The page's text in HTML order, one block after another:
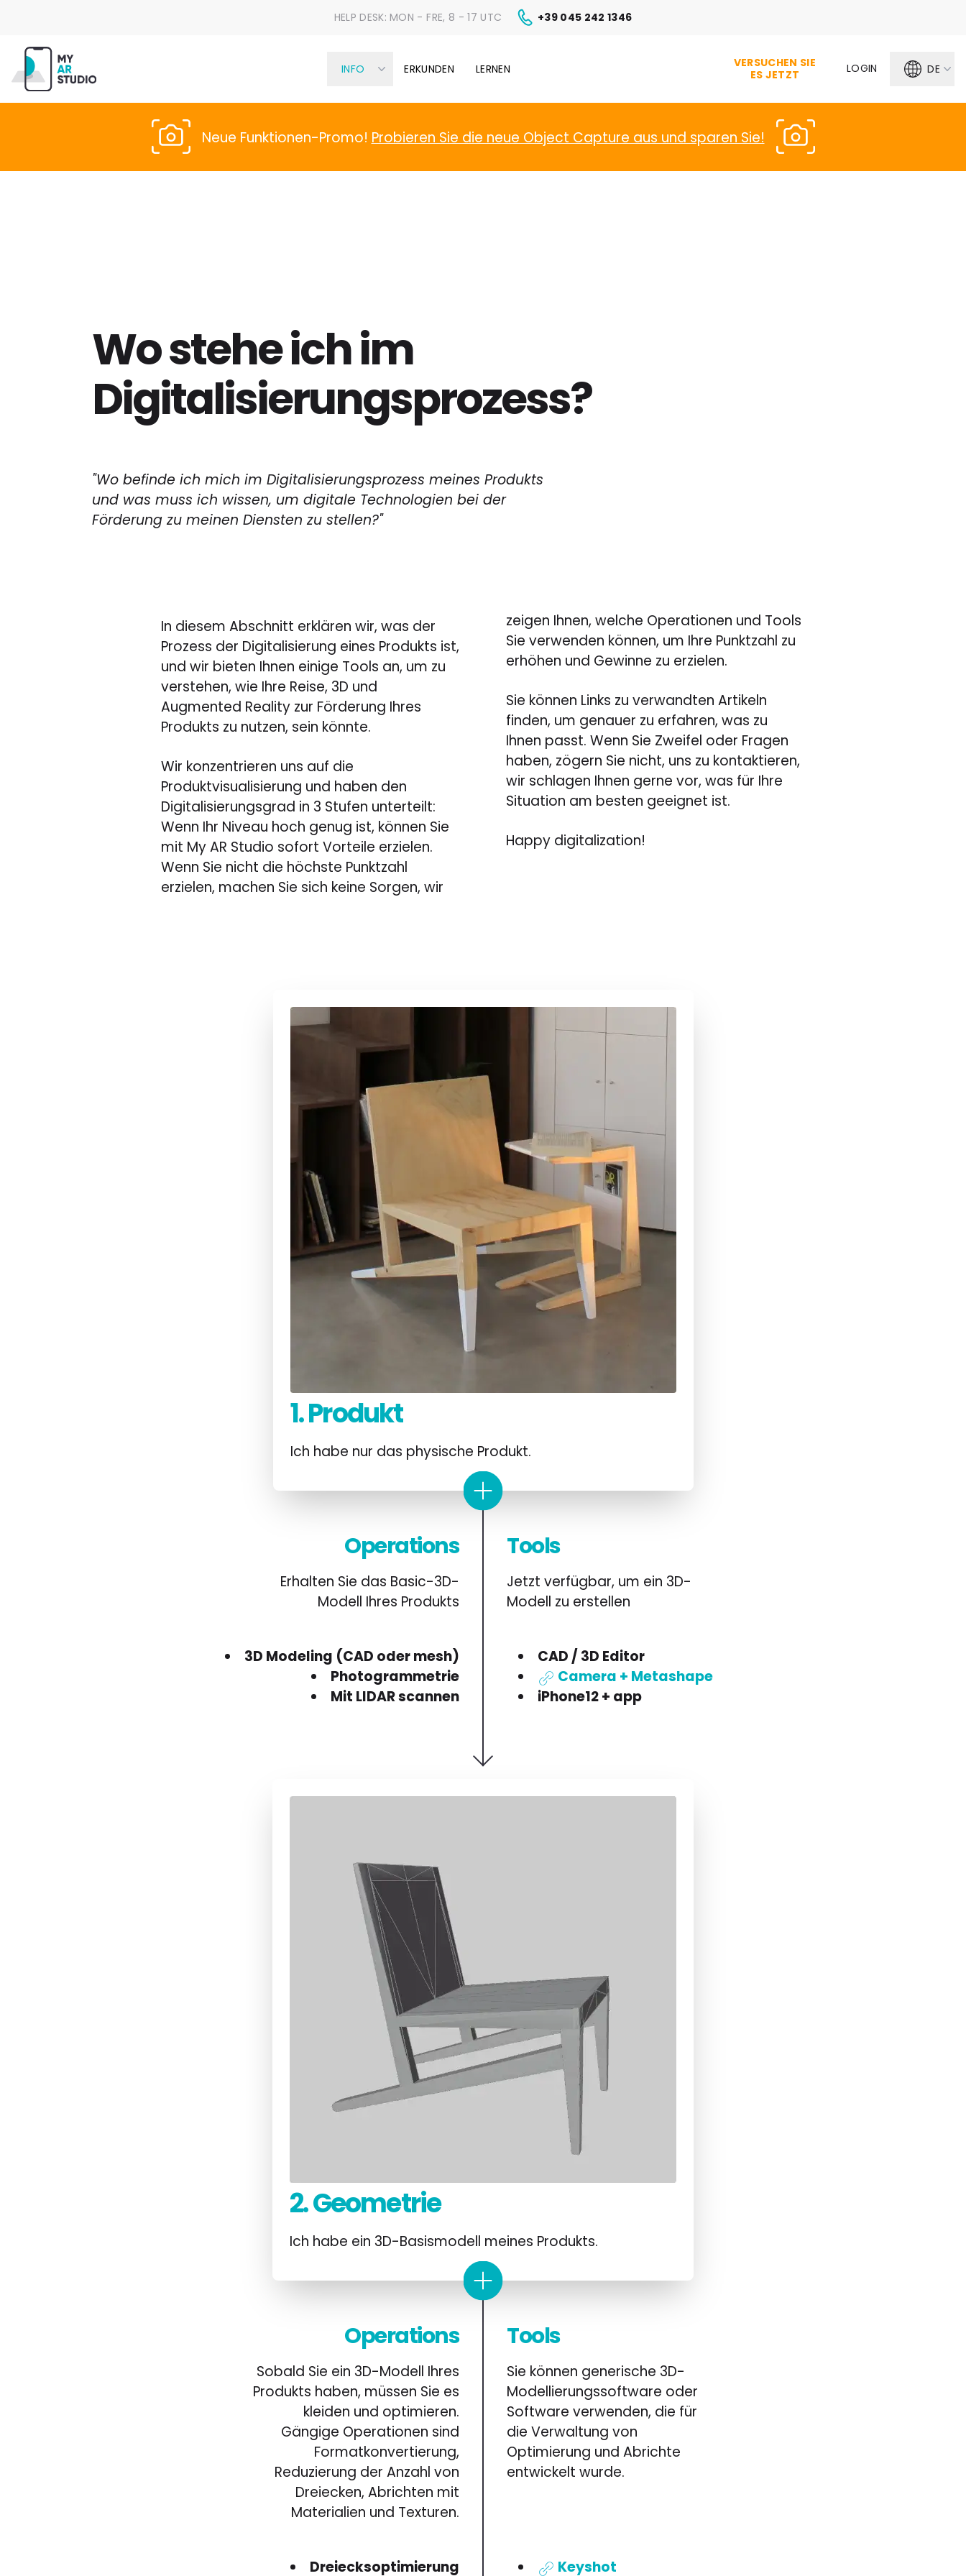
HELP DESK: MON - FRE, 8 - 17 UTC +39 045 242 1346
INFO ERKUNDEN LERNEN
VERSUCHEN SIE
ES JETZT
LOGIN DE
Neue Funktionen-Promo! Probieren Sie die neue Object Capture aus und sparen Sie!
Wo stehe ich im
Digitalisierungsprozess?
"Wo befinde ich mich im Digitalisierungsprozess meines Produkts
und was muss ich wissen, um digitale Technologien bei der
Förderung zu meinen Diensten zu stellen?"
In diesem Abschnitt erklären wir, was der
Prozess der Digitalisierung eines Produkts ist,
und wir bieten Ihnen einige Tools an, um zu
verstehen, wie Ihre Reise, 3D und
Augmented Reality zur Förderung Ihres
Produkts zu nutzen, sein könnte.
Wir konzentrieren uns auf die
Produktvisualisierung und haben den
Digitalisierungsgrad in 3 Stufen unterteilt:
Wenn Ihr Niveau hoch genug ist, können Sie
mit My AR Studio sofort Vorteile erzielen.
Wenn Sie nicht die höchste Punktzahl
erzielen, machen Sie sich keine Sorgen, wir
zeigen Ihnen, welche Operationen und Tools
Sie verwenden können, um Ihre Punktzahl zu
erhöhen und Gewinne zu erzielen.
Sie können Links zu verwandten Artikeln
finden, um genauer zu erfahren, was zu
Ihnen passt. Wenn Sie Zweifel oder Fragen
haben, zögern Sie nicht, uns zu kontaktieren,
wir schlagen Ihnen gerne vor, was für Ihre
Situation am besten geeignet ist.
Happy digitalization!
1. Produkt
Ich habe nur das physische Produkt.
Operations
Erhalten Sie das Basic-3D-
Modell Ihres Produkts
Tools
Jetzt verfügbar, um ein 3D-
Modell zu erstellen
3D Modeling (CAD oder mesh)
Photogrammetrie
Mit LIDAR scannen
CAD / 3D Editor
Camera + Metashape
iPhone12 + app
2. Geometrie
Ich habe ein 3D-Basismodell meines Produkts.
Operations
Sobald Sie ein 3D-Modell Ihres
Produkts haben, müssen Sie es
kleiden und optimieren.
Gängige Operationen sind
Formatkonvertierung,
Reduzierung der Anzahl von
Dreiecken, Abrichten mit
Materialien und Texturen.
Tools
Sie können generische 3D-
Modellierungssoftware oder
Software verwenden, die für
die Verwaltung von
Optimierung und Abrichte
entwickelt wurde.
Dreiecksoptimierung Keyshot